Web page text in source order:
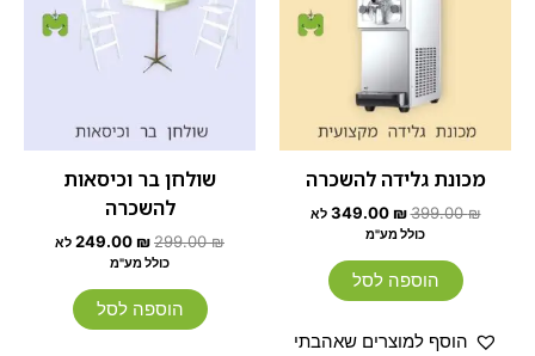
מכונת גלידה להשכרה
399.00₪
349.00 ₪
לא
כולל מע"מ
הוספה לסל
הוסף למוצרים שאהבתי
שולחן בר וכיסאות
להשכרה
299.00₪
249.00 ₪
לא
כולל מע"מ
הוספה לסל